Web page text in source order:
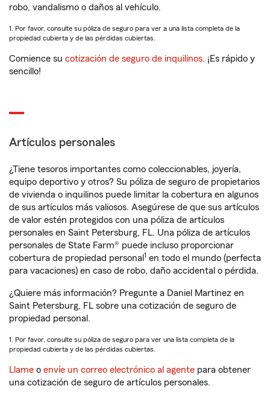
robo, vandalismo o daños al vehículo.
1. Por favor, consulte su póliza de seguro para ver a una lista completa de la
propiedad cubierta y de las pérdidas cubiertas.
Comience su cotización de seguro de inquilinos. ¡Es rápido y
sencillo!
Artículos personales
¿Tiene tesoros importantes como coleccionables, joyería,
equipo deportivo y otros? Su póliza de seguro de propietarios
de vivienda o inquilinos puede limitar la cobertura en algunos
de sus artículos más valiosos. Asegúrese de que sus artículos
de valor estén protegidos con una póliza de artículos
personales en Saint Petersburg, FL. Una póliza de artículos
personales de State Farm® puede incluso proporcionar
cobertura de propiedad personal 1 en todo el mundo (perfecta
para vacaciones) en caso de robo, daño accidental o pérdida.
¿Quiere más información? Pregunte a Daniel Martinez en
Saint Petersburg, FL sobre una cotización de seguro de
propiedad personal.
1. Por favor, consulte su póliza de seguro para ver una lista completa de la
propiedad cubierta y de las pérdidas cubiertas.
Llame o envíe un correo electrónico al agente para obtener
una cotización de seguro de artículos personales.